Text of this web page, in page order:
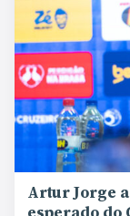
Artur Jorge